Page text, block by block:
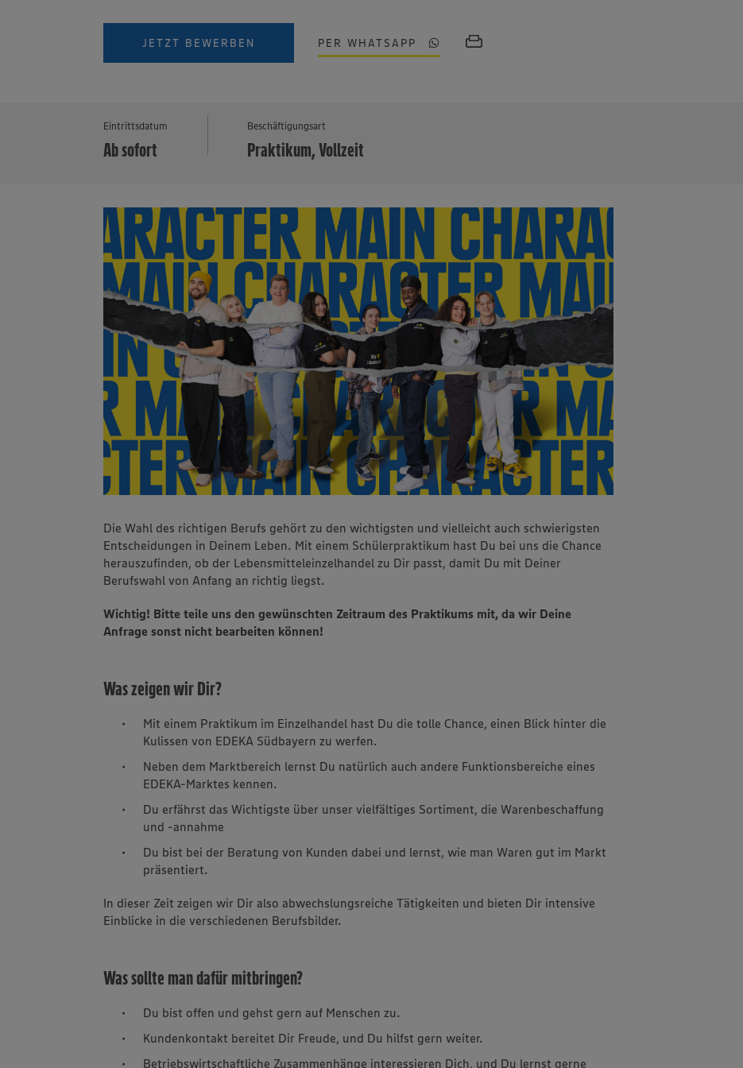
JETZT BEWERBEN PER WHATSAPP
Eintrittsdatum
Ab sofort
Beschäftigungsart
Praktikum, Vollzeit
Die Wahl des richtigen Berufs gehört zu den wichtigsten und vielleicht auch schwierigsten
Entscheidungen in Deinem Leben. Mit einem Schülerpraktikum hast Du bei uns die Chance
herauszufinden, ob der Lebensmitteleinzelhandel zu Dir passt, damit Du mit Deiner
Berufswahl von Anfang an richtig liegst.
Wichtig! Bitte teile uns den gewünschten Zeitraum des Praktikums mit, da wir Deine
Anfrage sonst nicht bearbeiten können!
Was zeigen wir Dir?
Mit einem Praktikum im Einzelhandel hast Du die tolle Chance, einen Blick hinter die
Kulissen von EDEKA Südbayern zu werfen.
Neben dem Marktbereich lernst Du natürlich auch andere Funktionsbereiche eines
EDEKA-Marktes kennen.
Du erfährst das Wichtigste über unser vielfältiges Sortiment, die Warenbeschaffung
und -annahme
Du bist bei der Beratung von Kunden dabei und lernst, wie man Waren gut im Markt
präsentiert.
In dieser Zeit zeigen wir Dir also abwechslungsreiche Tätigkeiten und bieten Dir intensive
Einblicke in die verschiedenen Berufsbilder.
Was sollte man dafür mitbringen?
Du bist offen und gehst gern auf Menschen zu.
Kundenkontakt bereitet Dir Freude, und Du hilfst gern weiter.
Betriebswirtschaftliche Zusammenhänge interessieren Dich, und Du lernst gerne